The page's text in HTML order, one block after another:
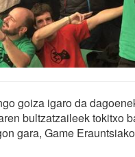
goiza igaro da
bultzatzaileek tokitxo
gara, Game